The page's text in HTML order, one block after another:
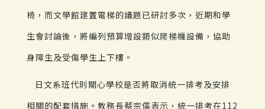
椅，而文學館建置電梯的議題已研討多次，近期和學
生會討論後，將編列預算增設類似爬梯機設備，協助
身障生及受傷學生上下樓。
日文系班代則關心學校是否將取消統一排考及安排
相關的配套措施。教務長蔡宗儒表示，統一排考在112